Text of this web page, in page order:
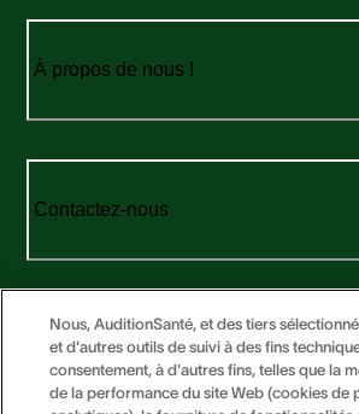
À propos de nous !
Contactez-nous
Copyright © 2026 Sonova. Tous droits
Nous, AuditionSanté, et des tiers
et d'autres outils de suivi à des fins
consentement, à d'autres fins, telles que la
de la performance du site Web (cookies de